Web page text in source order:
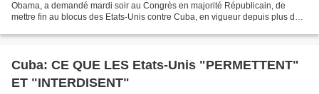
Obama, a demandé mardi soir au Congrès en majorité Républicain, de
mettre fin au blocus des Etats-Unis contre Cuba, en vigueur depuis plus de 5
Cuba: CE QUE LES Etats-Unis "PERMETTENT"
ET "INTERDISENT"